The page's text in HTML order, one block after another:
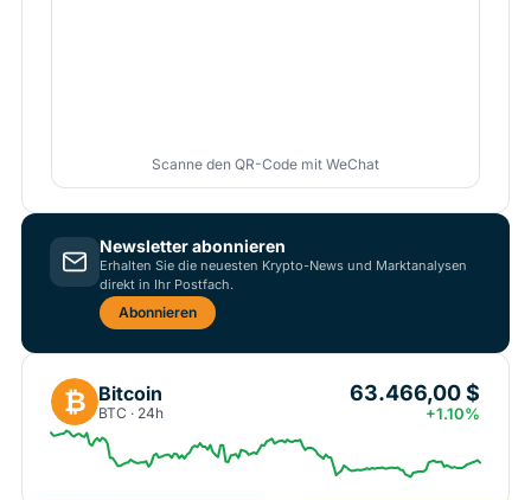
Scanne den QR-Code mit WeChat
Newsletter abonnieren
Erhalten Sie die neuesten Krypto-News und Marktanalysen
direkt in Ihr Postfach.
Abonnieren
₿ Bitcoin
BTC · 24h
63.466,00 $
+1.10%